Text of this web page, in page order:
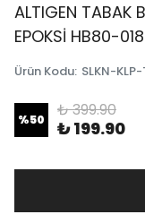
ALTIGEN TABAK
EPOKSİ HB80-
Ürün Kodu: SLKN-
%50 ₺ 399.90
₺ 199.90